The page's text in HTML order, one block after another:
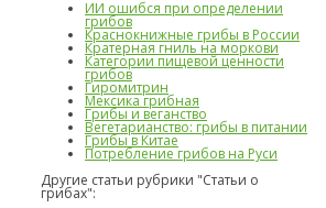
ИИ ошибся при определении
грибов
Краснокнижные грибы в России
Кратерная гниль на моркови
Категории пищевой ценности
грибов
Гиромитрин
Мексика грибная
Грибы и веганство
Вегетарианство: грибы в питании
Грибы в Китае
Потребление грибов на Руси
Другие статьи рубрики "Статьи о
грибах":